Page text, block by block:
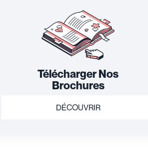
Télécharger Nos
Brochures
DÉCOUVRIR